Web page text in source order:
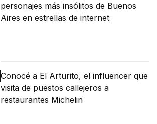
personajes más insólitos de Buenos
Aires en estrellas de internet
Conocé a El Arturito, el influencer que
visita de puestos callejeros a
restaurantes Michelin